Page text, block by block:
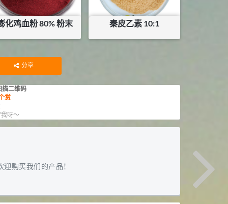
化鸡血粉 80% 粉末
库存：21KG
秦皮乙素 10:1
分享
二维码
赏
呀～
购买我们的产品！